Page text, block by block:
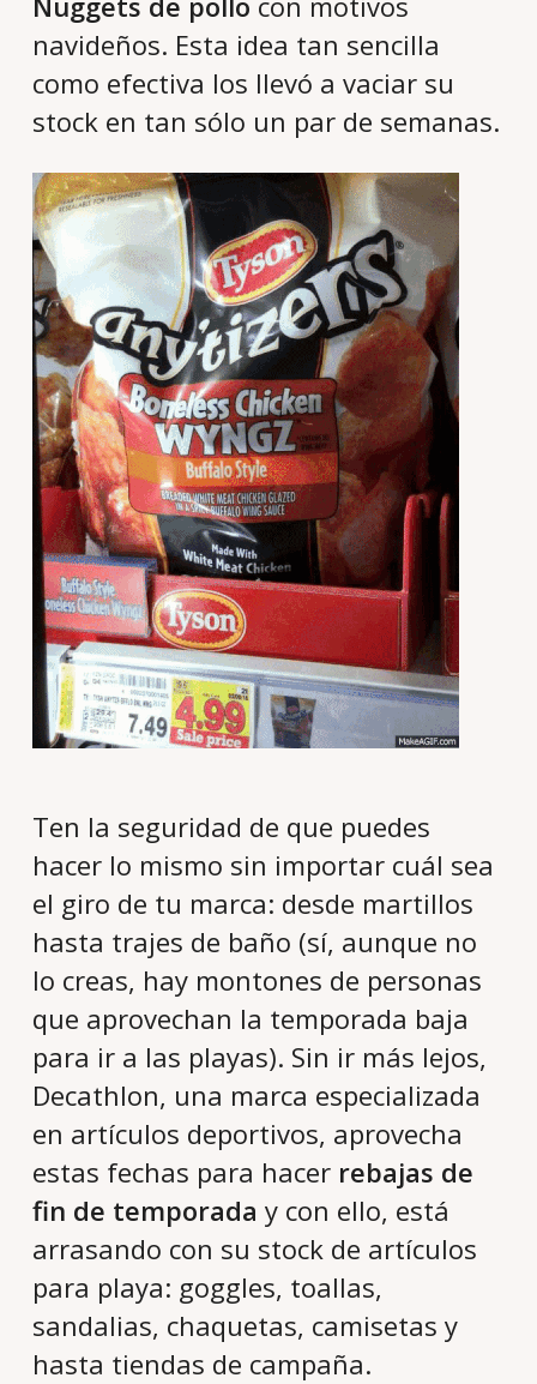
navideños. Esta idea tan sencilla
como efectiva los llevó a vaciar su
stock en tan sólo un par de semanas.
Ten la seguridad de que puedes
hacer lo mismo sin importar cuál sea
el giro de tu marca: desde martillos
hasta trajes de baño (sí, aunque no
lo creas, hay montones de personas
que aprovechan la temporada baja
para ir a las playas). Sin ir más lejos,
Decathlon, una marca especializada
en artículos deportivos, aprovecha
estas fechas para hacer rebajas de
fin de temporada y con ello, está
arrasando con su stock de artículos
para playa: goggles, toallas,
sandalias, chaquetas, camisetas y
hasta tiendas de campaña.